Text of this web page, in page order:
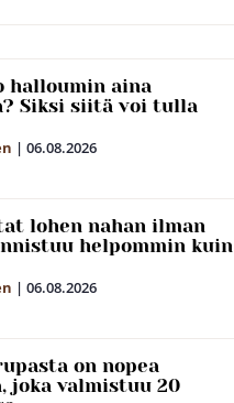
halloumin aina
Siksi siitä voi tulla
| 06.08.2026
lohen nahan ilman
helpommin kuin
| 06.08.2026
on nopea
joka valmistuu 20